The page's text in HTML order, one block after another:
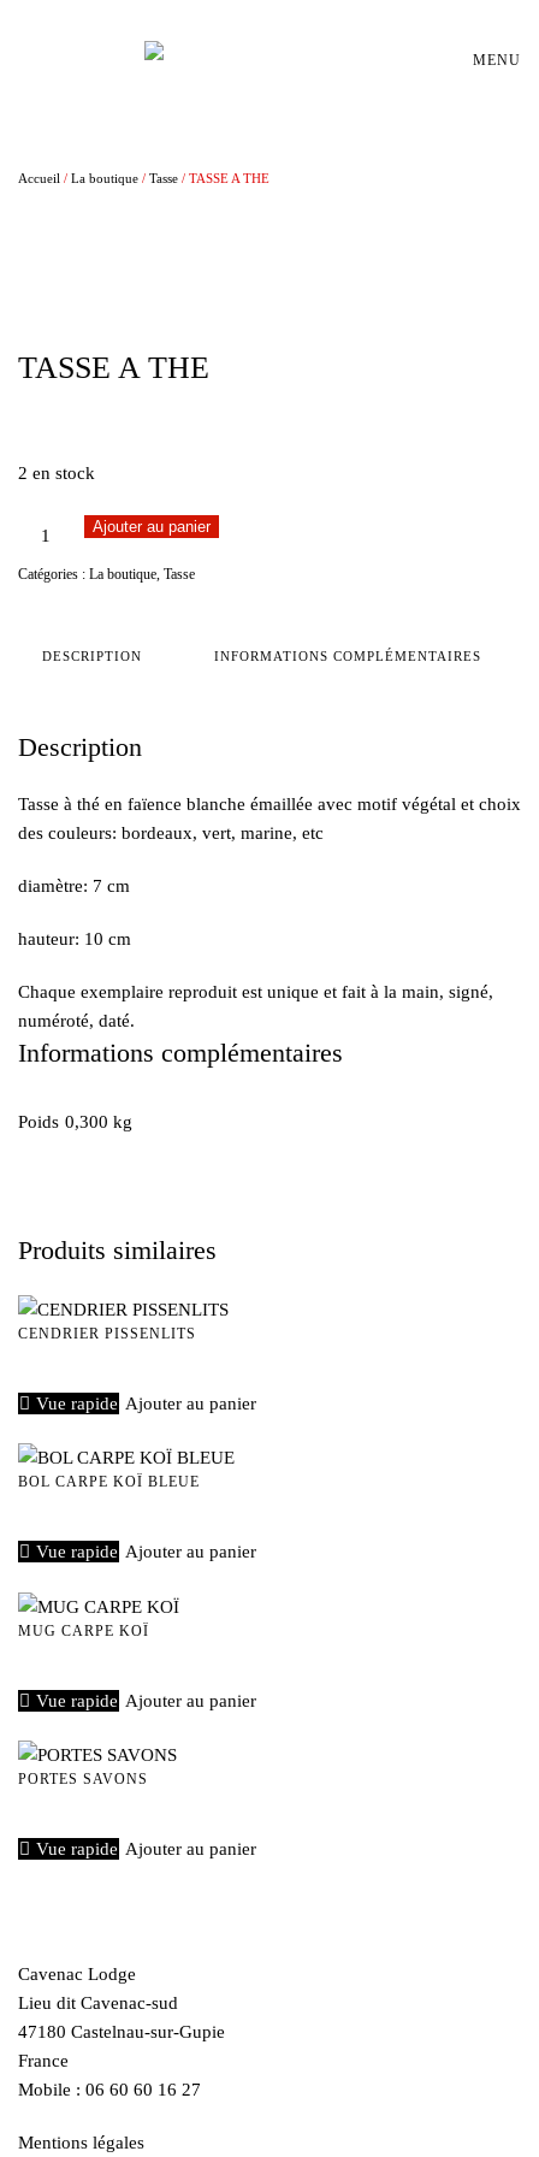
Passer au contenu principal MENU
Accueil / La boutique / Tasse / TASSE A THE
TASSE A THE
2 en stock
TASSE
Ajouter au panier
Catégories : La boutique, Tasse
DESCRIPTION INFORMATIONS COMPLÉMENTAIRES
Description
Tasse à thé en faïence blanche émaillée avec motif végétal et choix
des couleurs: bordeaux, vert, marine, etc
diamètre: 7 cm
hauteur: 10 cm
Chaque exemplaire reproduit est unique et fait à la main, signé,
numéroté, daté.
Informations complémentaires
Poids 0,300 kg
Produits similaires
CENDRIER PISSENLITS
Vue rapide Ajouter au panier
BOL CARPE KOÏ BLEUE
Vue rapide Ajouter au panier
MUG CARPE KOÏ
Vue rapide Ajouter au panier
PORTES SAVONS
Vue rapide Ajouter au panier
Cavenac Lodge
Lieu dit Cavenac-sud
47180 Castelnau-sur-Gupie
France
Mobile : 06 60 60 16 27
Mentions légales